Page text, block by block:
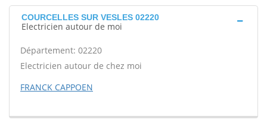
COURCELLES SUR VESLES 02220
Electricien autour de moi
Département: 02220
Electricien autour de chez moi
FRANCK CAPPOEN